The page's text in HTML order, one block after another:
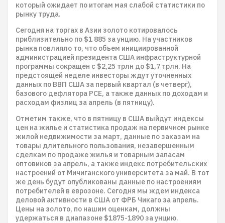
который ожидает по итогам мая слабой статистики по
рынку труда.
Сегодня на торгах в Азии золото котировалось
приблизительно по $1 885 за унцию. На участников
рынка повлияло то, что объем инициированной
администрацией президента США инфраструктурной
программы сокращен с $2,25 трлн до $1,7 трлн. На
предстоящей неделе инвесторы ждут уточненных
данных по ВВП США за первый квартал (в четверг),
базового дефлятора PCE, а также данных по доходам и
расходам физлиц за апрель (в пятницу).
Отметим также, что в пятницу в США выйдут индексы
цен на жилье и статистика продаж на первичном рынке
жилой недвижимости за март, данные по заказам на
товары длительного пользования, незавершенным
сделкам по продаже жилья и товарным запасам
оптовиков за апрель, а также индекс потребительских
настроений от Мичиганского университета за май. В тот
же день будут опубликованы данные по настроениям
потребителей в еврозоне. Сегодня мы ждем индекса
деловой активности в США от ФРБ Чикаго за апрель.
Цены на золото, по нашим оценкам, должны
удержаться в диапазоне $1875-1890 за унцию.